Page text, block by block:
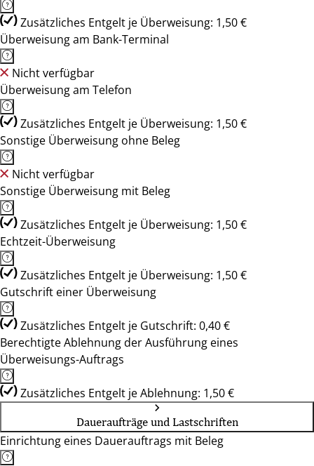
Zusätzliches Entgelt je Überweisung: 1,50 €
Überweisung am Bank-Terminal
Nicht verfügbar
Überweisung am Telefon
Zusätzliches Entgelt je Überweisung: 1,50 €
Sonstige Überweisung ohne Beleg
Nicht verfügbar
Sonstige Überweisung mit Beleg
Zusätzliches Entgelt je Überweisung: 1,50 €
Echtzeit-Überweisung
Zusätzliches Entgelt je Überweisung: 1,50 €
Gutschrift einer Überweisung
Zusätzliches Entgelt je Gutschrift: 0,40 €
Berechtigte Ablehnung der Ausführung eines
Überweisungs-Auftrags
Zusätzliches Entgelt je Ablehnung: 1,50 €
Daueraufträge und Lastschriften
Einrichtung eines Dauerauftrags mit Beleg